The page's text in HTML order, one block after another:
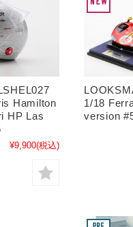
Hamilton
HP Las
¥9,900(税込)
1/18
version